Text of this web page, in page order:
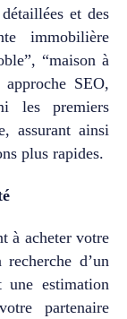
et des
immobilière
“maison à
SEO,
les premiers
assurant ainsi
plus rapides.
à acheter votre
d’un
une estimation
partenaire